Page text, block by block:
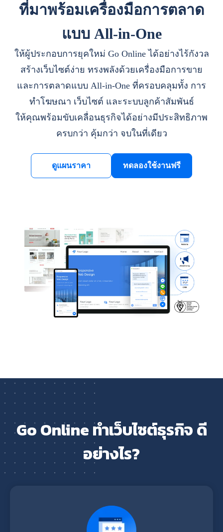
ที่มาพร้อมเครื่องมือการตลาด
แบบ All-in-One
ให้ผู้ประกอบการยุคใหม่ Go Online ได้อย่างไร้กังวล
สร้างเว็บไซต์ง่าย ทรงพลังด้วยเครื่องมือการขาย
และการตลาดแบบ All-in-One ที่ครอบคลุมทั้ง การ
ทำโฆษณา เว็บไซต์ และระบบลูกค้าสัมพันธ์
ให้คุณพร้อมขับเคลื่อนธุรกิจได้อย่างมีประสิทธิภาพ
ครบกว่า คุ้มกว่า จบในที่เดียว
ดูแผนราคา ทดลองใช้งานฟรี
Go Online ทำเว็บไซต์ธุรกิจ ดี
อย่างไร?